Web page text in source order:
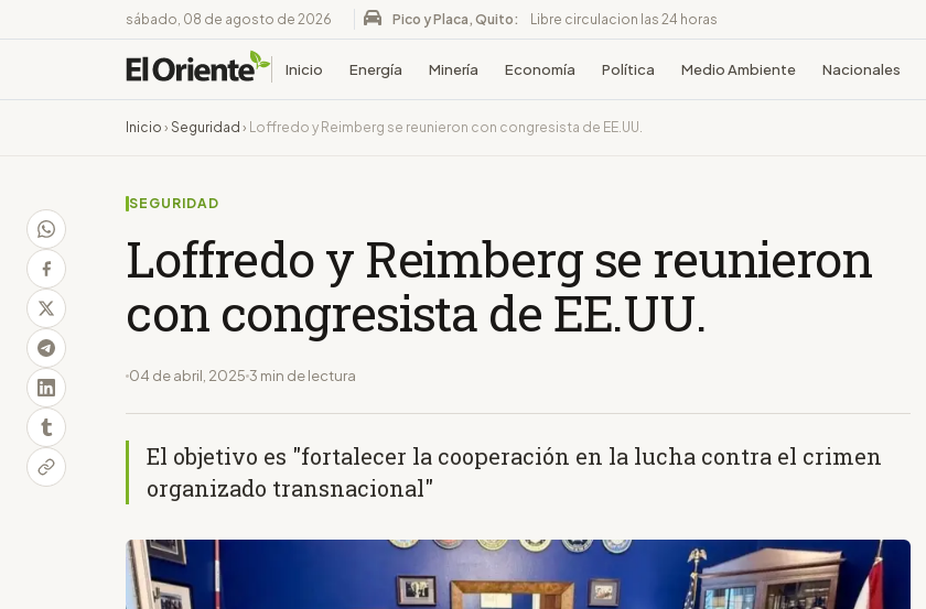
sábado, 08 de agosto de 2026 Pico y Placa, Quito: Libre circulacion las 24 horas
Inicio Energía Minería Economía Política Medio Ambiente Nacionales
Inicio › Seguridad › Loffredo y Reimberg se reunieron con congresista de EE.UU.
SEGURIDAD
Loffredo y Reimberg se reunieron
con congresista de EE.UU.
04 de abril, 2025 3 min de lectura
El objetivo es "fortalecer la cooperación en la lucha contra el crimen
organizado transnacional"